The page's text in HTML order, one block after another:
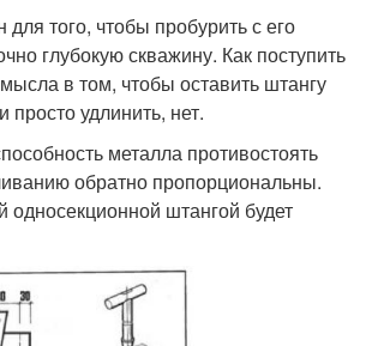
того, чтобы пробурить с его
глубокую скважину. Как поступить
в том, чтобы оставить штангу
просто удлинить, нет.
металла противостоять
обратно пропорциональны.
односекционной штангой будет